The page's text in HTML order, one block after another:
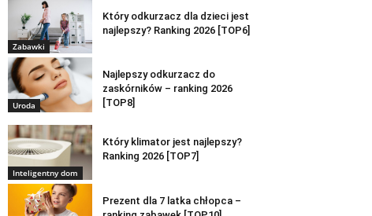
Zabawki
Który odkurzacz dla dzieci jest
najlepszy? Ranking 2026 [TOP6]
Uroda
Najlepszy odkurzacz do
zaskórników – ranking 2026
[TOP8]
Inteligentny dom
Który klimator jest najlepszy?
Ranking 2026 [TOP7]
Prezent dla 7 latka chłopca –